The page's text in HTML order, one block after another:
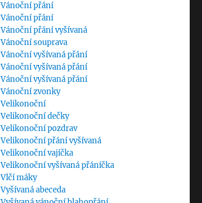
Vánoční přání
Vánoční přání
Vánoční přání vyšívaná
Vánoční souprava
Vánoční vyšívaná přání
Vánoční vyšívaná přání
Vánoční vyšívaná přání
Vánoční zvonky
Velikonoční
Velikonoční dečky
Velikonoční pozdrav
Velikonoční přání vyšívaná
Velikonoční vajíčka
Velikonoční vyšívaná přáníčka
Vlčí máky
Vyšívaná abeceda